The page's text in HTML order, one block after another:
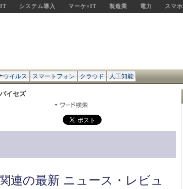
システム導入 マーケ×IT 製造業 電力 スマホ
ウイルス スマートフォン クラウド 人工知能
イセズ
連の最新 ニュース・レビュ